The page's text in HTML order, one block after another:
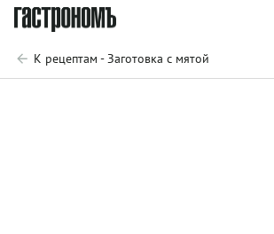
К рецептам - Заготовка с мятой